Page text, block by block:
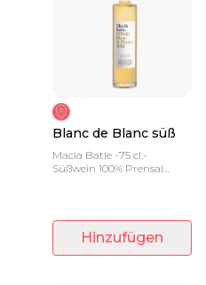
Blanc de Blanc süß
Macia Batle -75 cl.-
Süßwein 100% Prensal
Hinzufügen